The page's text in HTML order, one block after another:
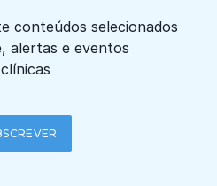
conteúdos selecionados
alertas e eventos